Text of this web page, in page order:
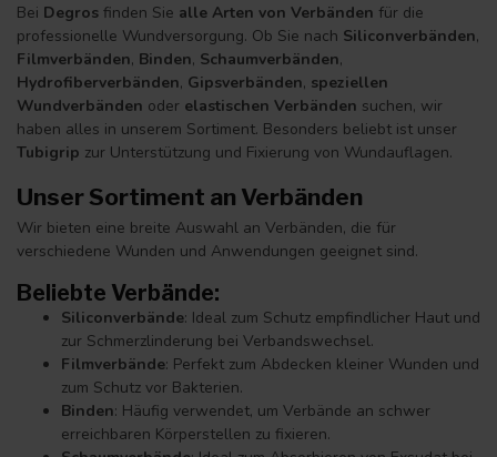
Bei Degros finden Sie alle Arten von Verbänden für die
professionelle Wundversorgung. Ob Sie nach Siliconverbänden,
Filmverbänden, Binden, Schaumverbänden,
Hydrofiberverbänden, Gipsverbänden, speziellen
Wundverbänden oder elastischen Verbänden suchen, wir
haben alles in unserem Sortiment. Besonders beliebt ist unser
Tubigrip zur Unterstützung und Fixierung von Wundauflagen.
Unser Sortiment an Verbänden
Wir bieten eine breite Auswahl an Verbänden, die für
verschiedene Wunden und Anwendungen geeignet sind.
Beliebte Verbände:
Siliconverbände: Ideal zum Schutz empfindlicher Haut und
zur Schmerzlinderung bei Verbandswechsel.
Filmverbände: Perfekt zum Abdecken kleiner Wunden und
zum Schutz vor Bakterien.
Binden: Häufig verwendet, um Verbände an schwer
erreichbaren Körperstellen zu fixieren.